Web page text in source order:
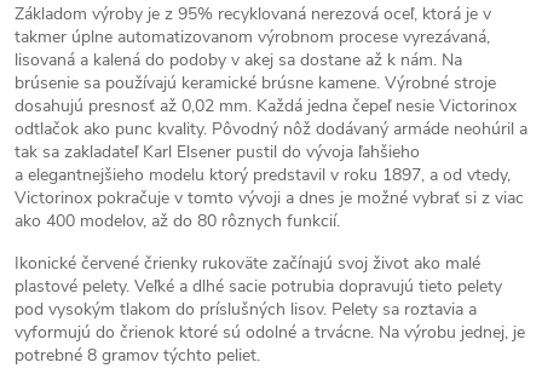
Základom výroby je z 95% recyklovaná nerezová oceľ, ktorá je v
takmer úplne automatizovanom výrobnom procese vyrezávaná,
lisovaná a kalená do podoby v akej sa dostane až k nám. Na
brúsenie sa používajú keramické brúsne kamene. Výrobné stroje
dosahujú presnosť až 0,02 mm. Každá jedna čepeľ nesie Victorinox
odtlačok ako punc kvality. Pôvodný nôž dodávaný armáde neohúril a
tak sa zakladateľ Karl Elsener pustil do vývoja ľahšieho
a elegantnejšieho modelu ktorý predstavil v roku 1897, a od vtedy,
Victorinox pokračuje v tomto vývoji a dnes je možné vybrať si z viac
ako 400 modelov, až do 80 rôznych funkcií.
Ikonické červené črienky rukoväte začínajú svoj život ako malé
plastové pelety. Veľké a dlhé sacie potrubia dopravujú tieto pelety
pod vysokým tlakom do príslušných lisov. Pelety sa roztavia a
vyformujú do črienok ktoré sú odolné a trvácne. Na výrobu jednej, je
potrebné 8 gramov týchto peliet.